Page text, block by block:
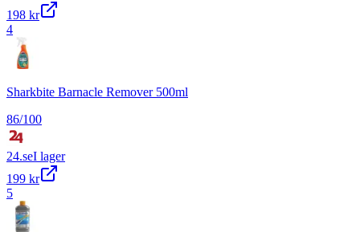
198 kr
4
Sharkbite Barnacle Remover 500ml
86/100
24.seI lager
199 kr
5